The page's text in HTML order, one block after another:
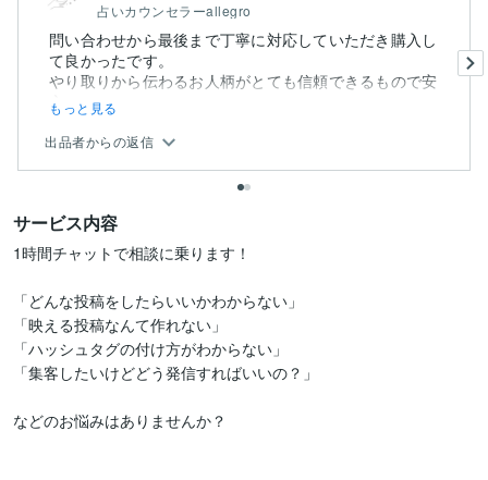
占いカウンセラーallegro
問い合わせから最後まで丁寧に対応していただき購入し
て良かったです。
やり取りから伝わるお人柄がとても信頼できるもので安
心...
もっと見る
出品者からの返信
サービス内容
1時間チャットで相談に乗ります！
「どんな投稿をしたらいいかわからない」
「映える投稿なんて作れない」
「ハッシュタグの付け方がわからない」
「集客したいけどどう発信すればいいの？」
などのお悩みはありませんか？